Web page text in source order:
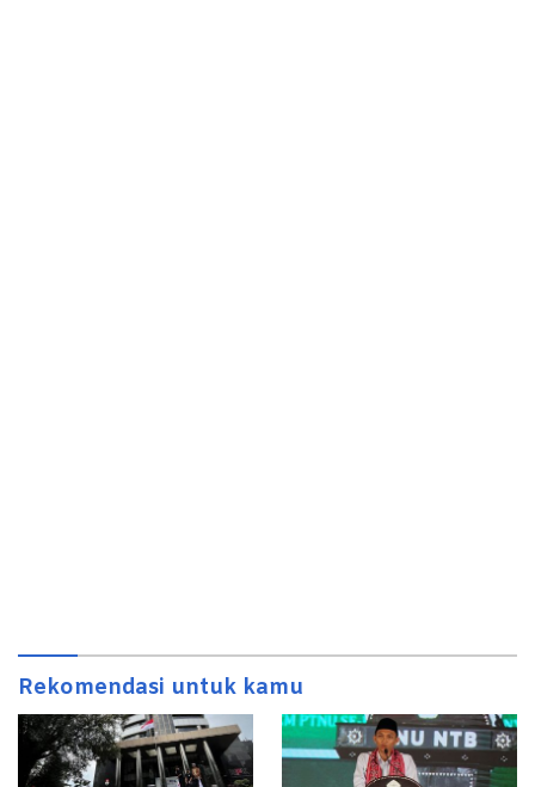
Rekomendasi untuk kamu